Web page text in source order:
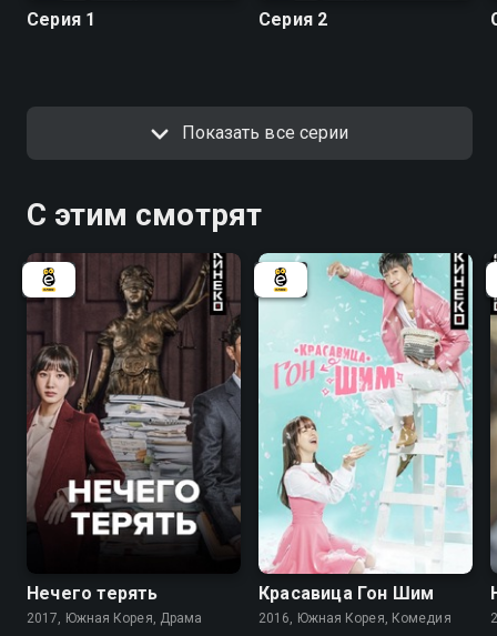
Серия 1 Серия 2
Показать все серии
С этим смотрят
6.7
Нечего терять
2017, Южная Корея, Драма
7.7 7.3
Красавица Гон Шим
2016, Южная Корея, Комедия